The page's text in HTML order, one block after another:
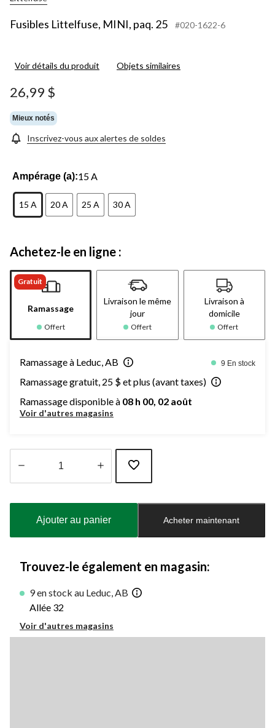
Fusibles Littelfuse, MINI, paq. 25 #020-1622-6
Voir détails du produit Objets similaires
26,99 $
Mieux notés
Inscrivez-vous aux alertes de soldes
Ampérage (a):15 A
15 A 20 A 25 A 30 A
Achetez-le en ligne :
Gratuit
Ramassage
Offert
Livraison le même
jour
Offert
Livraison à
domicile
Offert
Ramassage à Leduc, AB 9 En stock
Ramassage gratuit, 25 $ et plus (avant taxes)
Ramassage disponible à 08 h 00, 02 août
Voir d'autres magasins
à
Ajouter au panier Acheter maintenant
Trouvez-le également en magasin:
9 en stock au Leduc, AB
Allée 32
Voir d'autres magasins